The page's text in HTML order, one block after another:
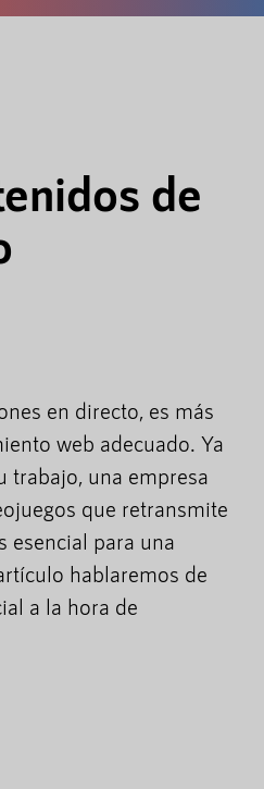
de
en directo, es más
web adecuado. Ya
trabajo, una empresa
que retransmite
esencial para una
hablaremos de
a la hora de